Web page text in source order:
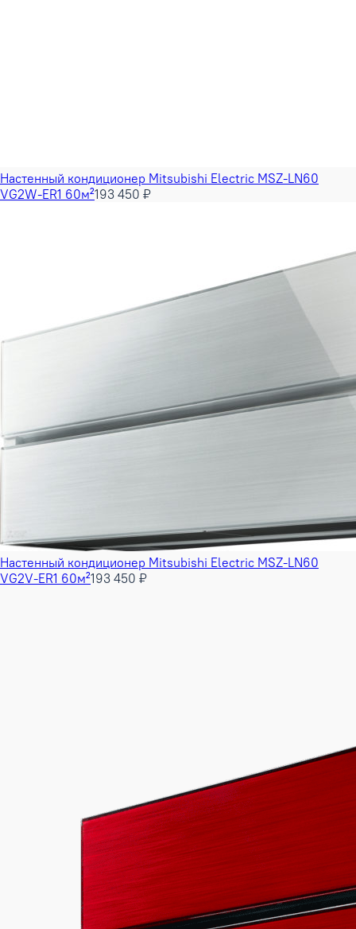
Настенный кондиционер Mitsubishi Electric MSZ-LN60
VG2W-ER1 60м²193 450 ₽
Настенный кондиционер Mitsubishi Electric MSZ-LN60
VG2V-ER1 60м²193 450 ₽